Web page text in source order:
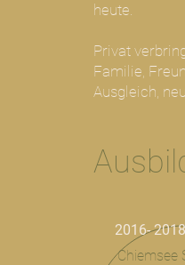
heute.
Privat
Familie,
Ausgleich,
2016-
Chiemsee